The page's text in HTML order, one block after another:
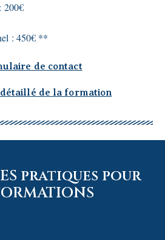
200€
: 450€ **
de contact
de la formation
pratiques pour